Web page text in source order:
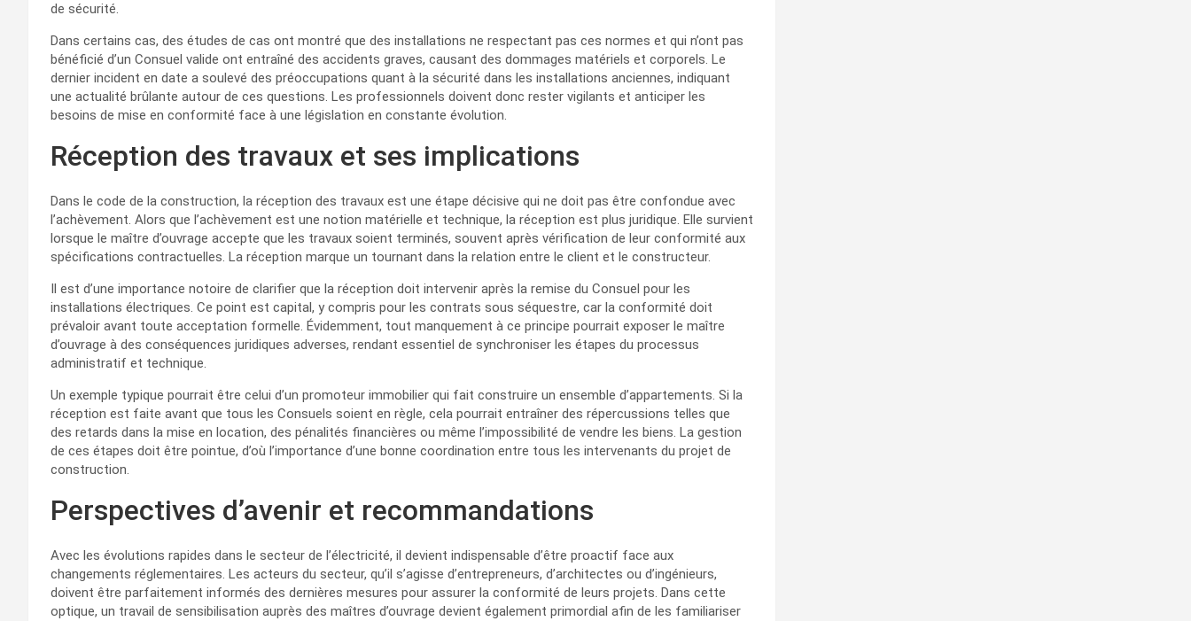
de sécurité.
Dans certains cas, des études de cas ont montré que des installations ne respectant pas ces normes et qui n’ont pas
bénéficié d’un Consuel valide ont entraîné des accidents graves, causant des dommages matériels et corporels. Le
dernier incident en date a soulevé des préoccupations quant à la sécurité dans les installations anciennes, indiquant
une actualité brûlante autour de ces questions. Les professionnels doivent donc rester vigilants et anticiper les
besoins de mise en conformité face à une législation en constante évolution.
Réception des travaux et ses implications
Dans le code de la construction, la réception des travaux est une étape décisive qui ne doit pas être confondue avec
l’achèvement. Alors que l’achèvement est une notion matérielle et technique, la réception est plus juridique. Elle survient
lorsque le maître d’ouvrage accepte que les travaux soient terminés, souvent après vérification de leur conformité aux
spécifications contractuelles. La réception marque un tournant dans la relation entre le client et le constructeur.
Il est d’une importance notoire de clarifier que la réception doit intervenir après la remise du Consuel pour les
installations électriques. Ce point est capital, y compris pour les contrats sous séquestre, car la conformité doit
prévaloir avant toute acceptation formelle. Évidemment, tout manquement à ce principe pourrait exposer le maître
d’ouvrage à des conséquences juridiques adverses, rendant essentiel de synchroniser les étapes du processus
administratif et technique.
Un exemple typique pourrait être celui d’un promoteur immobilier qui fait construire un ensemble d’appartements. Si la
réception est faite avant que tous les Consuels soient en règle, cela pourrait entraîner des répercussions telles que
des retards dans la mise en location, des pénalités financières ou même l’impossibilité de vendre les biens. La gestion
de ces étapes doit être pointue, d’où l’importance d’une bonne coordination entre tous les intervenants du projet de
construction.
Perspectives d’avenir et recommandations
Avec les évolutions rapides dans le secteur de l’électricité, il devient indispensable d’être proactif face aux
changements réglementaires. Les acteurs du secteur, qu’il s’agisse d’entrepreneurs, d’architectes ou d’ingénieurs,
doivent être parfaitement informés des dernières mesures pour assurer la conformité de leurs projets. Dans cette
optique, un travail de sensibilisation auprès des maîtres d’ouvrage devient également primordial afin de les familiariser